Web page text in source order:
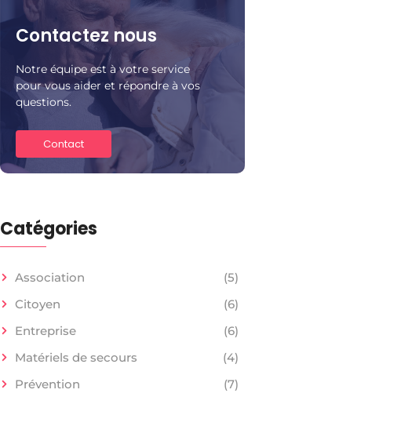
Contactez nous
Notre équipe est à votre service
pour vous aider et répondre à vos
questions.
Contact
Catégories
Association
(5)
Citoyen
(6)
Entreprise
(6)
Matériels de secours
(4)
Prévention
(7)